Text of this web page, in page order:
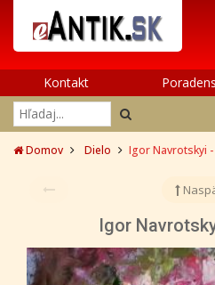
Kontakt
Domov Dielo Igor Navrotskyi -
Igor